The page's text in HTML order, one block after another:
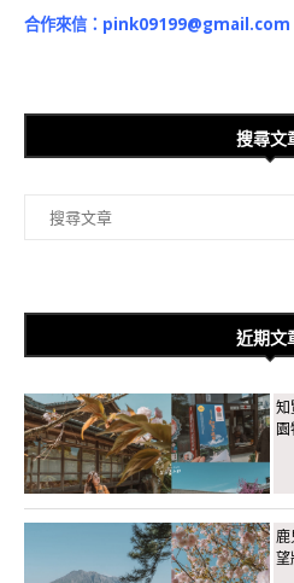
合作來信： pink09199@gmail.com
搜尋文
近期文
知
鹿
望